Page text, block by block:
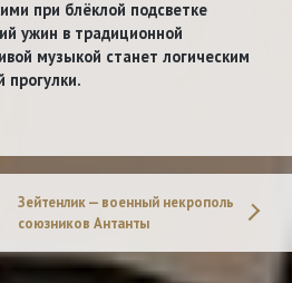
при блёклой подсветке
ужин в традиционной
музыкой станет логическим
прогулки.
Зейтенлик — военный некрополь
союзников Антанты